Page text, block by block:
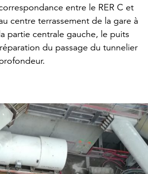
entre le RER C et
centre terrassement de la gare à
partie centrale gauche, le puits
du passage du tunnelier